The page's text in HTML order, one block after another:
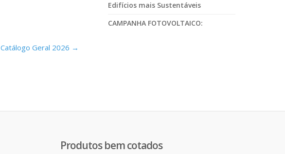
Catálogo Geral 2026 →
Edifícios mais Sustentáveis
CAMPANHA FOTOVOLTAICO:
Produtos bem cotados